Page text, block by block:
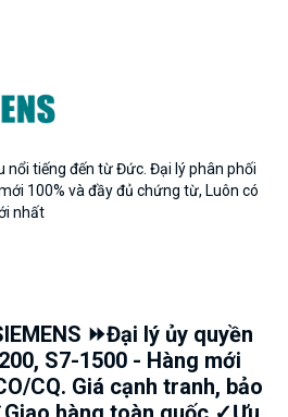
nổi tiếng đến từ Đức. Đại lý phân phối
100% và đầy đủ chứng từ, Luôn có
nhất
⏩Đại lý ủy quyền
S7-1500 - Hàng mới
CQ. Giá cạnh tranh, bảo